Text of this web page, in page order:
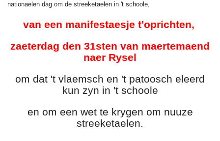
nationaelen dag om de streeketaelen in 't schoole,
van een manifestaesje t'oprichten,
zaeterdag den 31sten van maertemaend
naer Rysel
om dat 't vlaemsch en 't patoosch eleerd
kun zyn in 't schoole
en om een wet te krygen om nuuze
streeketaelen.